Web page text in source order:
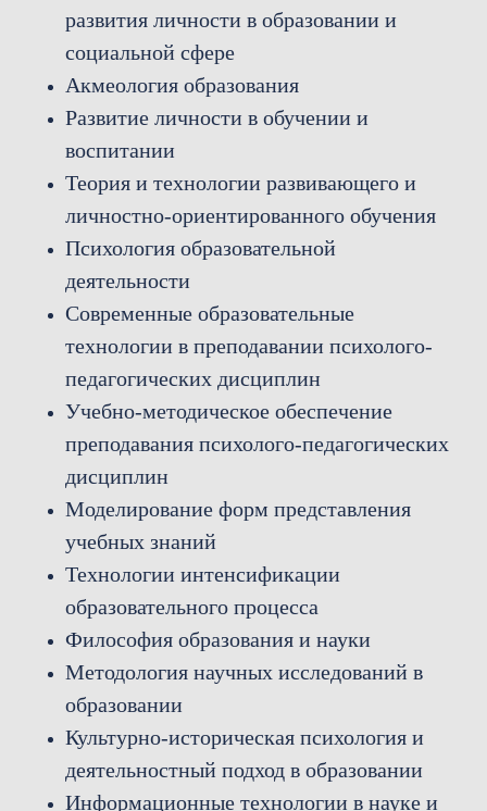
развития личности в образовании и
социальной сфере
Акмеология образования
Развитие личности в обучении и
воспитании
Теория и технологии развивающего и
личностно-ориентированного обучения
Психология образовательной
деятельности
Современные образовательные
технологии в преподавании психолого-
педагогических дисциплин
Учебно-методическое обеспечение
преподавания психолого-педагогических
дисциплин
Моделирование форм представления
учебных знаний
Технологии интенсификации
образовательного процесса
Философия образования и науки
Методология научных исследований в
образовании
Культурно-историческая психология и
деятельностный подход в образовании
Информационные технологии в науке и